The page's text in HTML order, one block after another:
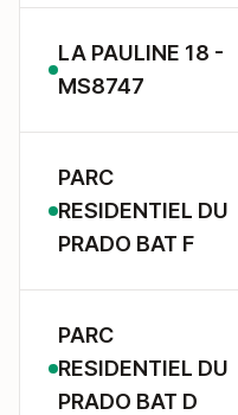
LA PAULINE 18 -
MS8747
PARC
RESIDENTIEL DU
PRADO BAT F
PARC
RESIDENTIEL DU
PRADO BAT D